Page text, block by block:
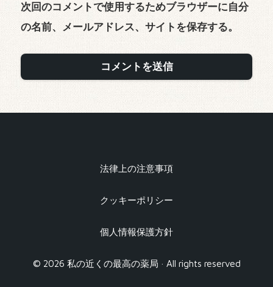
次回のコメントで使用するためブラウザーに自分
の名前、メールアドレス、サイトを保存する。
法律上の注意事項
クッキーポリシー
個人情報保護方針
© 2026 私の近くの最高の薬局 · All rights reserved